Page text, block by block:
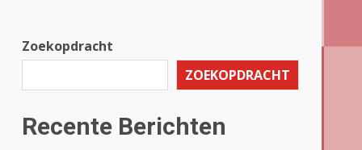
Zoekopdracht
ZOEKOPDRACHT
Recente Berichten